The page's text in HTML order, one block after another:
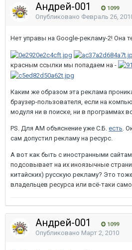
Андрей-001 1099
Опубликовано Февраль 26,
Нет управы на Google-рекламу-2! Она
красным ссылки мы попадаем на -
Каким же образом эта реклама
браузер-пользователя, если на
модуля ни в поиске, ни в программах
PS. Для АМ объяснение уже С.Б. есть .
сам допустил рекламу на ресурс.
А вот как быть с иностранными
подсовывает на их иноязычные
китайских) русскую рекламу? Это
владельцев ресурса или всё-таки
Андрей-001 1099
Опубликовано Март 2, 2010